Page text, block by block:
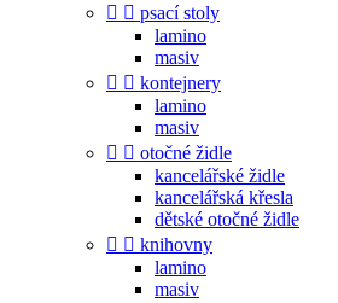
  psací stoly
lamino
masiv
  kontejnery
lamino
masiv
  otočné židle
kancelářské židle
kancelářská křesla
dětské otočné židle
  knihovny
lamino
masiv